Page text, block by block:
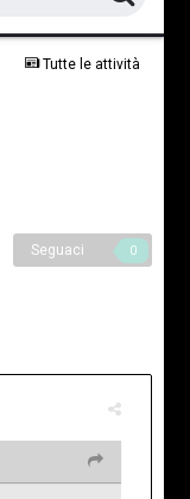
Tutte le attività
Seguaci 0